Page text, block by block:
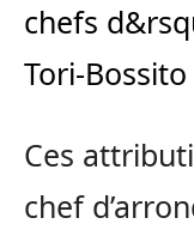
chefs
Tori-
Ces
chef